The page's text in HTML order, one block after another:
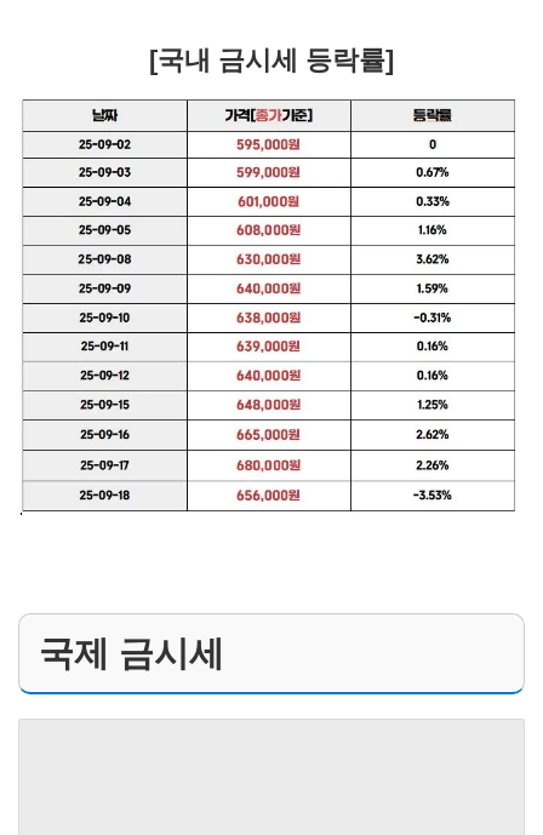
[국내 금시세 등락률]
국제 금시세